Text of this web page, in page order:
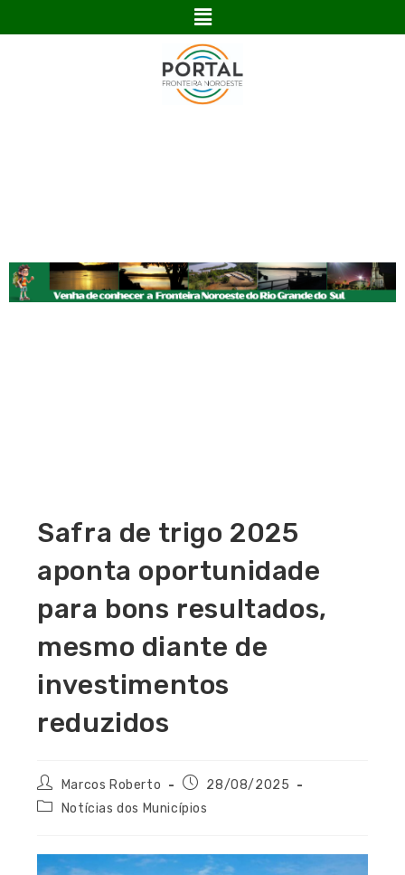
Safra de trigo 2025
aponta oportunidade
para bons resultados,
mesmo diante de
investimentos
reduzidos
Marcos Roberto
28/08/2025
Notícias dos Municípios